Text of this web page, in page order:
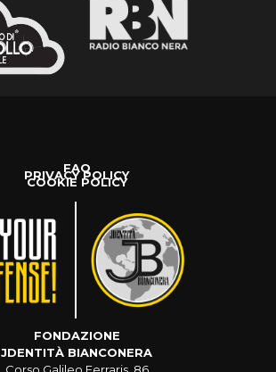
FAQ
PRIVACY POLICY
COOKIE POLICY
FONDAZIONE
JDENTITÀ BIANCONERA
Corso Galileo Ferraris, 86